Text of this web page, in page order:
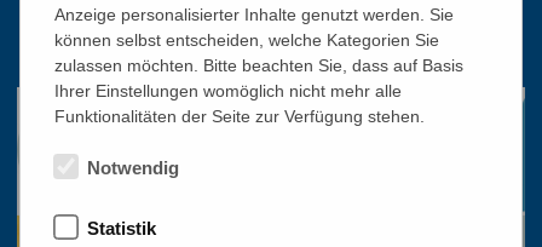
01/51 552-3320
office@bildungswerk.at
Anzeige personalisierter Inhalte genutzt werden. Sie
können selbst entscheiden, welche Kategorien Sie
zulassen möchten. Bitte beachten Sie, dass auf Basis
Ihrer Einstellungen womöglich nicht mehr alle
Funktionalitäten der Seite zur Verfügung stehen.
Notwendig
Statistik